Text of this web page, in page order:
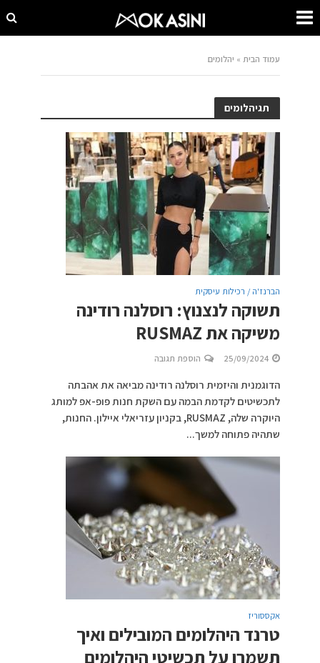
עמוד הבית » יהלומים
תגיהלומים
הברנז'ה / רכילות עיסקית
תשוקה לנצנוץ: רוסלנה רודינה
משיקה את RUSMAZ
25/09/2024 הוספת תגובה
הדוגמנית והיזמית רוסלנה רודינה מביאה את אהבתה
לתכשיטים לקדמת הבמה עם השקת חנות פופ-אפ למותג
היוקרה שלה, RUSMAZ, בקניון עזריאלי איילון. החנות,
שתהיה פתוחה למשך...
אקססוריז
טרנד היהלומים המובילים ואיך
תשמרו על תכשיטי היהלומים